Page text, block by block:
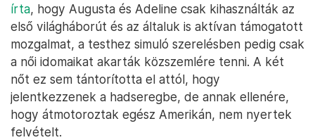
írta, hogy Augusta és Adeline csak kihasználták az
első világháborút és az általuk is aktívan támogatott
mozgalmat, a testhez simuló szerelésben pedig csak
a női idomaikat akarták közszemlére tenni. A két
nőt ez sem tántorította el attól, hogy
jelentkezzenek a hadseregbe, de annak ellenére,
hogy átmotoroztak egész Amerikán, nem nyertek
felvételt.